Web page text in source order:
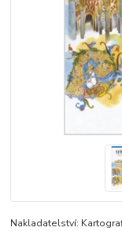
Nakladatelství: